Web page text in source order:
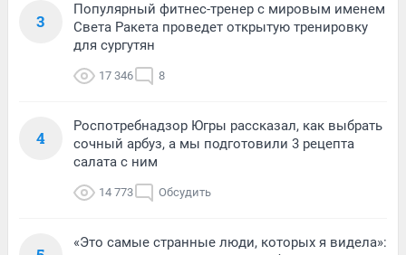
3
Популярный фитнес-тренер с мировым именем
Света Ракета проведет открытую тренировку
для сургутян
17 346 8
4
Роспотребнадзор Югры рассказал, как выбрать
сочный арбуз, а мы подготовили 3 рецепта
салата с ним
14 773 Обсудить
«Это самые странные люди, которых я видела»: